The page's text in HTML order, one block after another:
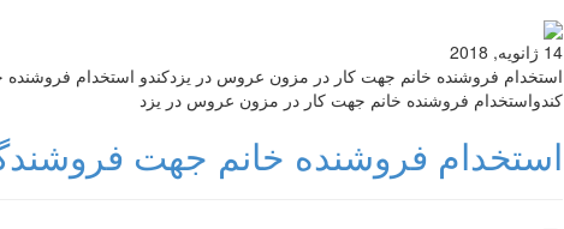
14 ژانویه, 2018
استخدام فروشنده خانم جهت کار در مزون عروس در یزدکندو استخدام
کندواستخدام فروشنده خانم جهت کار در مزون عروس در یزد
استخدام فروشنده خانم جهت